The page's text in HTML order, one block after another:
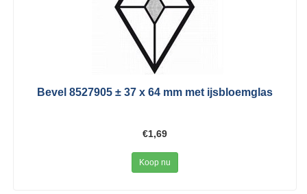
Bevel 8527905 ± 37 x 64 mm met ijsbloemglas
€1,69
Koop nu